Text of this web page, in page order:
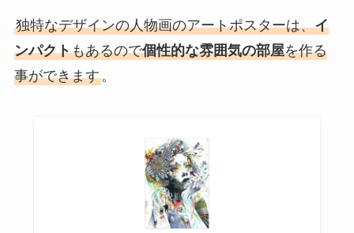
独特なデザインの人物画のアートポスターは、イ
ンパクトもあるので個性的な雰囲気の部屋を作る
事ができます。